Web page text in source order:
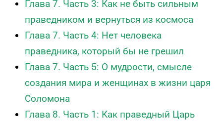
Глава 7. Часть 3: Как не быть сильным
праведником и вернуться из космоса
Глава 7. Часть 4: Нет человека
праведника, который бы не грешил
Глава 7. Часть 5: О мудрости, смысле
создания мира и женщинах в жизни царя
Соломона
Глава 8. Часть 1: Как праведный Царь